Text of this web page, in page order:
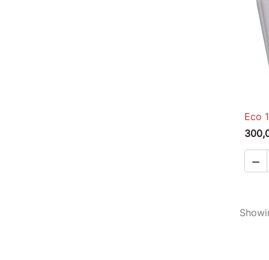
Eco
